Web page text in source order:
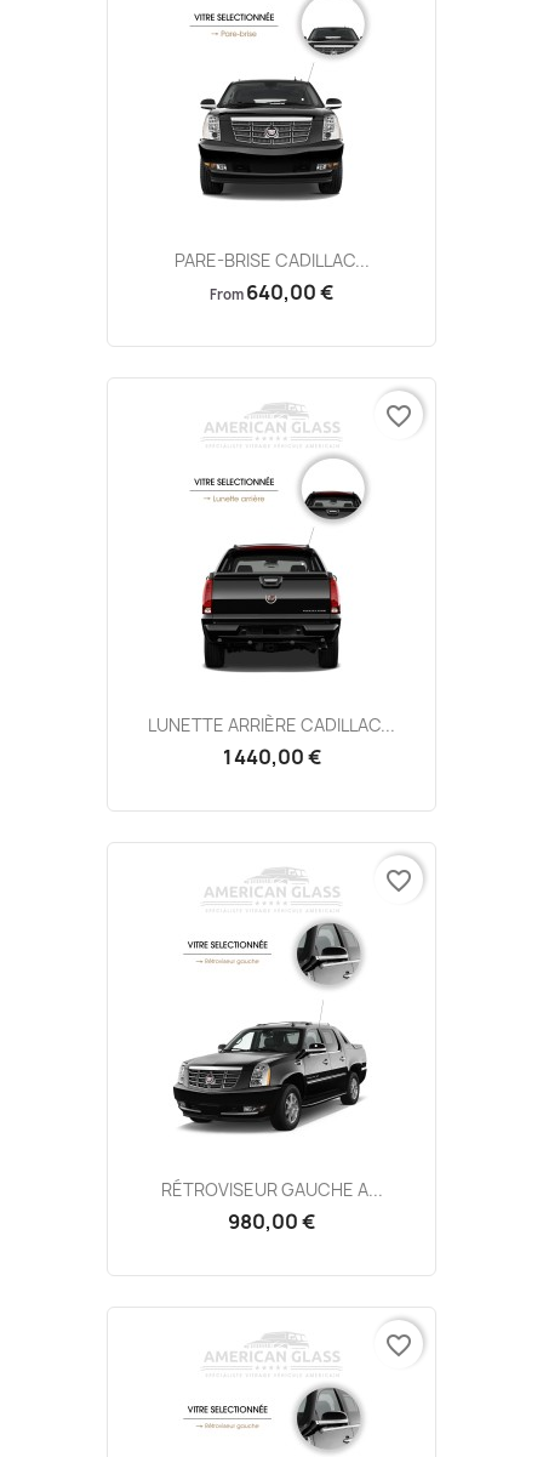
PARE-BRISE CADILLAC...
From 640,00 €
LUNETTE ARRIÈRE CADILLAC...
1 440,00 €
favorite_border
RÉTROVISEUR GAUCHE A...
980,00 €
favorite_border
favorite_border